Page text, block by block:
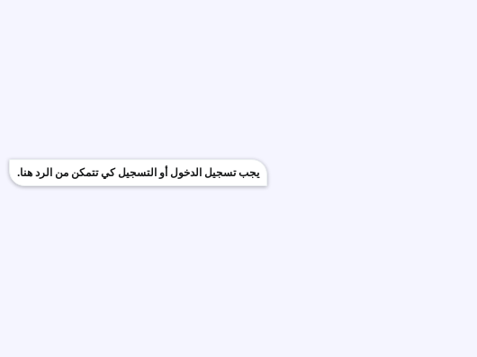
يجب تسجيل الدخول أو التسجيل كي تتمكن من الرد هنا.